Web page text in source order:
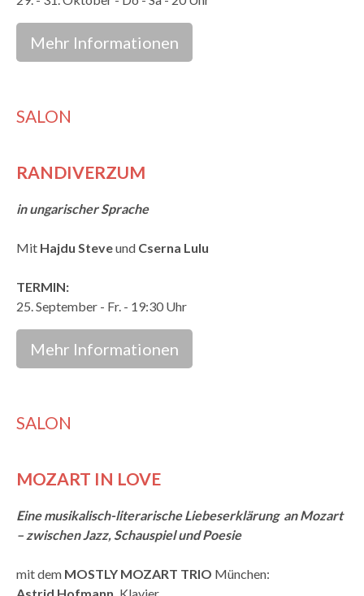
Mehr Informationen
SALON
RANDIVERZUM
in ungarischer Sprache
Mit Hajdu Steveund Cserna Lulu
TERMIN:
25. September - Fr. - 19:30 Uhr
Mehr Informationen
SALON
MOZART IN LOVE
Eine musikalisch-literarische Liebeserklärung an Mozart
– zwischen Jazz, Schauspiel und Poesie
mit dem MOSTLY MOZART TRIO München: